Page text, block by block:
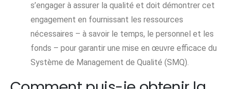
s’engager à assurer la qualité et doit démontrer cet
engagement en fournissant les ressources
nécessaires – à savoir le temps, le personnel et les
fonds – pour garantir une mise en œuvre efficace du
Système de Management de Qualité (SMQ).